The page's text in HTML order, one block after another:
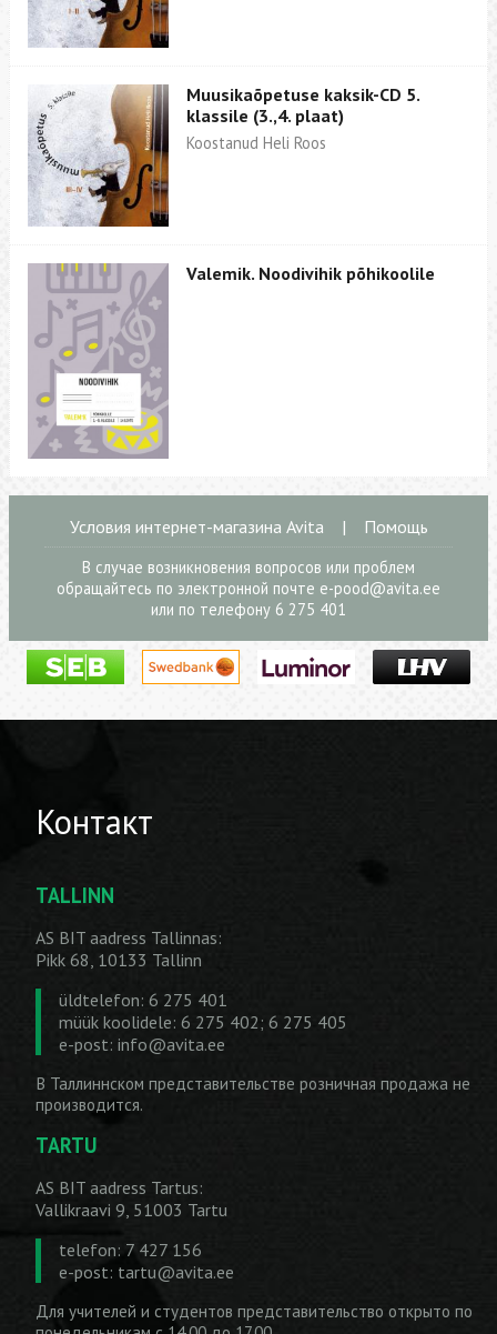
Muusikaõpetuse kaksik-CD 5.
klassile (3.,4. plaat)
Koostanud Heli Roos
Valemik. Noodivihik põhikoolile
Условия интернет-магазина Avita | Помощь
В случае возникновения вопросов или проблем
обращайтесь по электронной почте e-pood@avita.ee
или по телефону 6 275 401
Контакт
TALLINN
AS BIT aadress Tallinnas:
Pikk 68, 10133 Tallinn
üldtelefon: 6 275 401
müük koolidele: 6 275 402; 6 275 405
e-post: info@avita.ee
В Таллиннском представительстве розничная продажа не
производится.
TARTU
AS BIT aadress Tartus:
Vallikraavi 9, 51003 Tartu
telefon: 7 427 156
e-post: tartu@avita.ee
Для учителей и студентов представительство открыто по